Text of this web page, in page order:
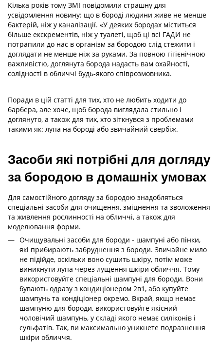
Кілька років тому ЗМІ повідомили страшну для
усвідомлення новину: що в бороді людини живе не менше
бактерій, ніж у каналізації. «У деяких бородах міститься
більше екскрементів, ніж у туалеті, щоб ці всі ГАДИ не
потрапили до нас в організм за бородою слід стежити і
доглядати не менше ніж за руками. За повною гігієнічною
важливістю, доглянута борода надасть вам охайності,
солідності в обличчі будь-якого співрозмовника.
Поради в цій статті для тих, хто не любить ходити до
барбера, але хоче, щоб борода виглядала стильно і
доглянуто, а також для тих, хто зіткнувся з проблемами
такими як: лупа на бороді або звичайний свербіж.
Засоби які потрібні для догляду
за бородою в домашніх умовах
Для самостійного догляду за бородою знадобляться
спеціальні засоби для очищення, зміцнення та зволоження
та живлення рослинності на обличчі, а також для
моделювання форми.
Очищувальні засоби для бороди - шампуні або пінки,
які прибирають забруднення з бороди. Звичайне мило
не підійде, оскільки воно сушить шкіру, потім може
виникнути лупа через лущення шкіри обличчя. Тому
використовуйте спеціальні шампуні для бороди. Вони
бувають одразу з кондиціонером 2в1, або купуйте
шампунь та кондіціонер окремо. Вкрай, якщо немає
шампуню для бороди, використовуйте якісний
чоловічий шампунь, у складі якого немає силіконів і
сульфатів. Так, ви максимально уникнете подразнення
шкіри обличчя.